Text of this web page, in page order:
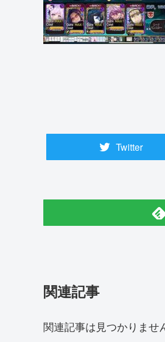
Twitter
関連記事
関連記事は見つかりませ